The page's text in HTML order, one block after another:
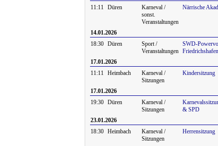
11:11 Düren
Karneval /
sonst.
Veranstaltungen
Närrische
14.01.2026
18:30 Düren
Sport /
Veranstaltungen
SWD-
Friedrichshafen
17.01.2026
11:11 Heimbach
Karneval /
Sitzungen
Kindersitzung
17.01.2026
19:30 Düren
Karneval /
Sitzungen
& SPD
23.01.2026
18:30 Heimbach
Karneval /
Sitzungen
Herrensitzung